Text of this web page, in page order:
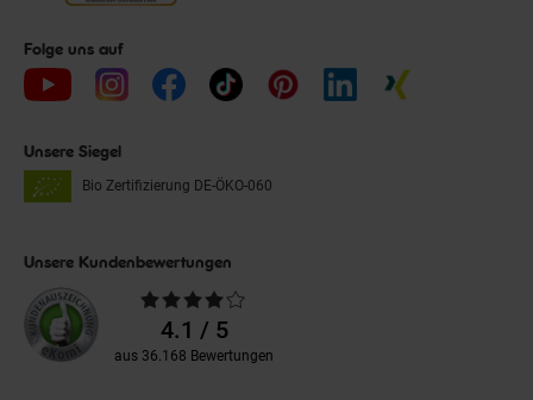
Folge uns auf
Unsere Siegel
Bio Zertifizierung DE-ÖKO-060
Unsere Kundenbewertungen
Durchschnittliche
Bewertungen4.1 / 5
aus 36.168 Bewertungen